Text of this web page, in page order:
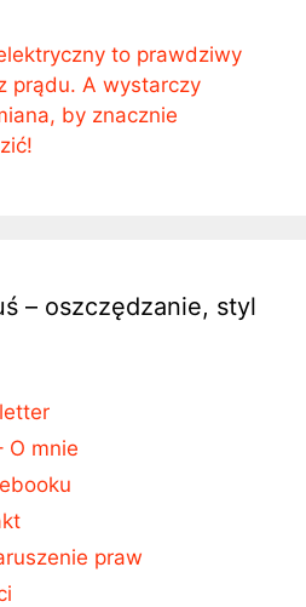
to prawdziwy
prądu. A wystarczy
by znacznie
– oszczędzanie, styl
O mnie
praw